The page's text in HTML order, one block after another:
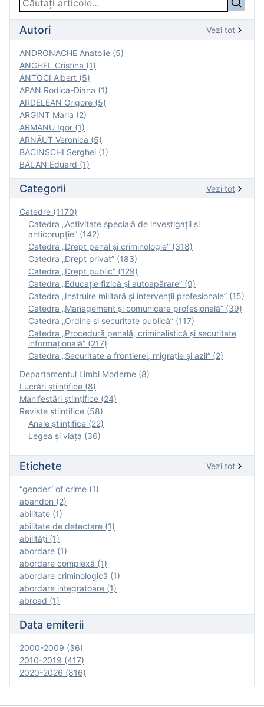
Autori Vezi tot
ANDRONACHE Anatolie (5)
ANGHEL Cristina (1)
ANTOCI Albert (5)
APAN Rodica-Diana (1)
ARDELEAN Grigore (5)
ARGINT Maria (2)
ARMANU Igor (1)
ARNĂUT Veronica (5)
BACINSCHI Serghei (1)
BALAN Eduard (1)
Categorii Vezi tot
Catedre (1170)
Catedra „Activitate specială de investigaţii şi
anticorupție” (142)
Catedra „Drept penal și criminologie” (318)
Catedra „Drept privat” (183)
Catedra „Drept public” (129)
Catedra „Educație fizică şi autoapărare” (9)
Catedra „Instruire militară şi intervenţii profesionale” (15)
Catedra „Management și comunicare profesională” (39)
Catedra „Ordine și securitate publică” (117)
Catedra „Procedură penală, criminalistică și securitate
informațională” (217)
Catedra „Securitate a frontierei, migrație și azil” (2)
Departamentul Limbi Moderne (8)
Lucrări științifice (8)
Manifestări ştiinţifice (24)
Reviste ştiinţifice (58)
Anale ştiinţifice (22)
Legea şi viaţa (36)
Etichete Vezi tot
“gender” of crime (1)
abandon (2)
abilitate (1)
abilitate de detectare (1)
abilităţi (1)
abordare (1)
abordare complexă (1)
abordare criminologică (1)
abordare integratoare (1)
abroad (1)
Data emiterii
2000-2009 (36)
2010-2019 (417)
2020-2026 (816)